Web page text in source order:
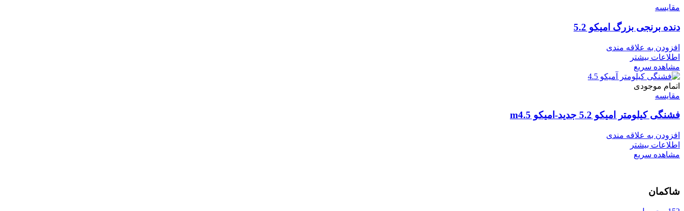
مقایسه
دنده برنجی بزرگ امیکو 5.2
افزودن به علاقه مندی
اطلاعات بیشتر
مشاهده سریع
اتمام موجودی
مقایسه
فشنگی کیلومتر امیکو 5.2 جدید-امیکو m4.5
افزودن به علاقه مندی
اطلاعات بیشتر
مشاهده سریع
شاکمان